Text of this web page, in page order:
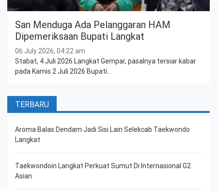
San Menduga Ada Pelanggaran HAM
Dipemeriksaan Bupati Langkat
06 July 2026, 04:22 am
Stabat, 4 Juli 2026 Langkat Gempar, pasalnya tersiar kabar
pada Kamis 2 Juli 2026 Bupati…
TERBARU
Aroma Balas Dendam Jadi Sisi Lain Selekcab Taekwondo
Langkat
Taekwondoin Langkat Perkuat Sumut Di Internasional G2
Asian